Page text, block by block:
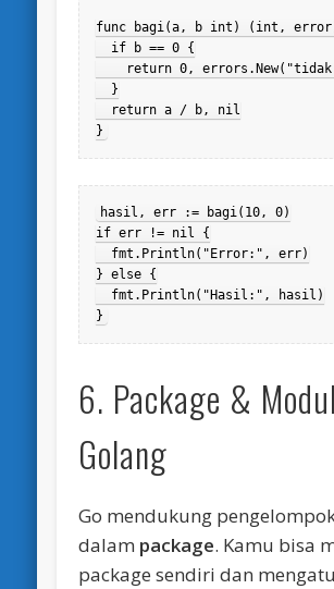
func bagi(a, b int) (int,
  if b == 0 {
return 0,
  }
  return a / b, nil
}
hasil, err := bagi(10, 0)
if err != nil {
  fmt.Println("Error:", err)
} else {
  fmt.Println("Hasil:", hasil)
}
6. Package &
Golang
Go mendukung
dalam package. Kamu bisa
package sendiri dan